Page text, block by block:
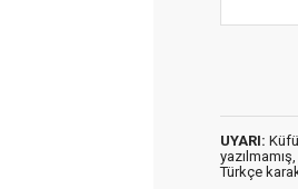
UYARI:
yazılmamış,
Türkçe